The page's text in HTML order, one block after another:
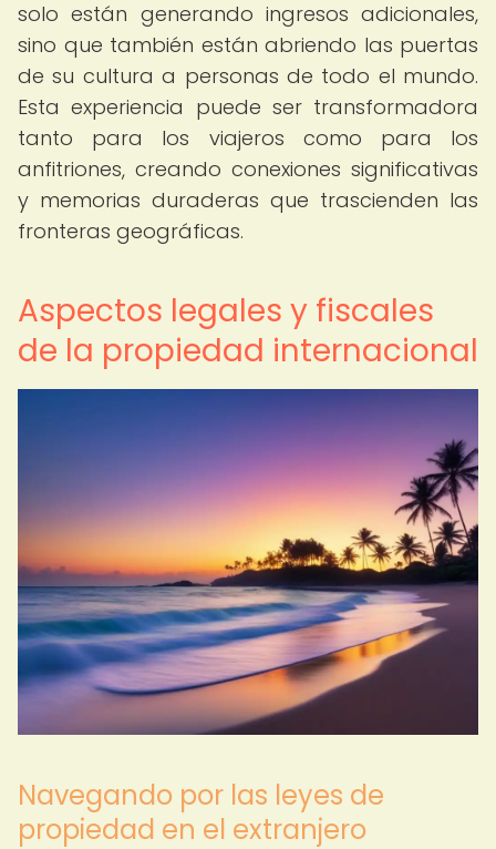
solo están generando ingresos adicionales,
sino que también están abriendo las puertas
de su cultura a personas de todo el mundo.
Esta experiencia puede ser transformadora
tanto para los viajeros como para los
anfitriones, creando conexiones significativas
y memorias duraderas que trascienden las
fronteras geográficas.
Aspectos legales y fiscales
de la propiedad internacional
Navegando por las leyes de
propiedad en el extranjero